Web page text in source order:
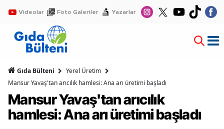
Videolar Foto Galeriler Yazarlar
Gıda Bülteni
Yerel Üretim
Mansur Yavaş'tan arıcılık hamlesi: Ana arı üretimi başladı
Mansur Yavaş'tan arıcılık
hamlesi: Ana arı üretimi başladı